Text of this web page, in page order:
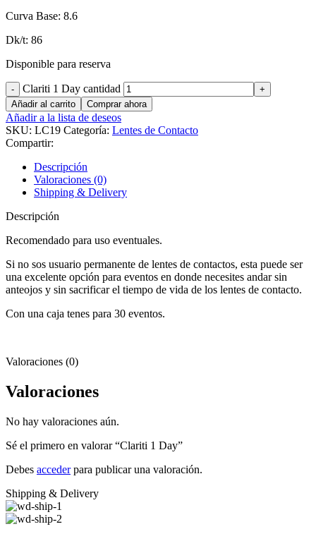
Curva Base: 8.6
Dk/t: 86
Disponible para reserva
Clariti 1 Day cantidad
Añadir al carrito Comprar ahora
Añadir a la lista de deseos
SKU: LC19 Categoría: Lentes de Contacto
Compartir:
Descripción
Valoraciones (0)
Shipping & Delivery
Descripción
Recomendado para uso eventuales.
Si no sos usuario permanente de lentes de contactos, esta puede ser
una excelente opción para eventos en donde necesites andar sin
anteojos y sin sacrificar el tiempo de vida de los lentes de contacto.
Con una caja tenes para 30 eventos.
Valoraciones (0)
Valoraciones
No hay valoraciones aún.
Sé el primero en valorar “Clariti 1 Day”
Debes accederpara publicar una valoración.
Shipping & Delivery